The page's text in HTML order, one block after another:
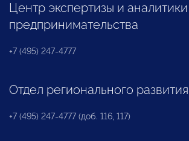
Центр экспертизы и
предпринимательства
+7 (495) 247-4777
Отдел регионального развития
+7 (495) 247-4777 (доб. 116, 117)